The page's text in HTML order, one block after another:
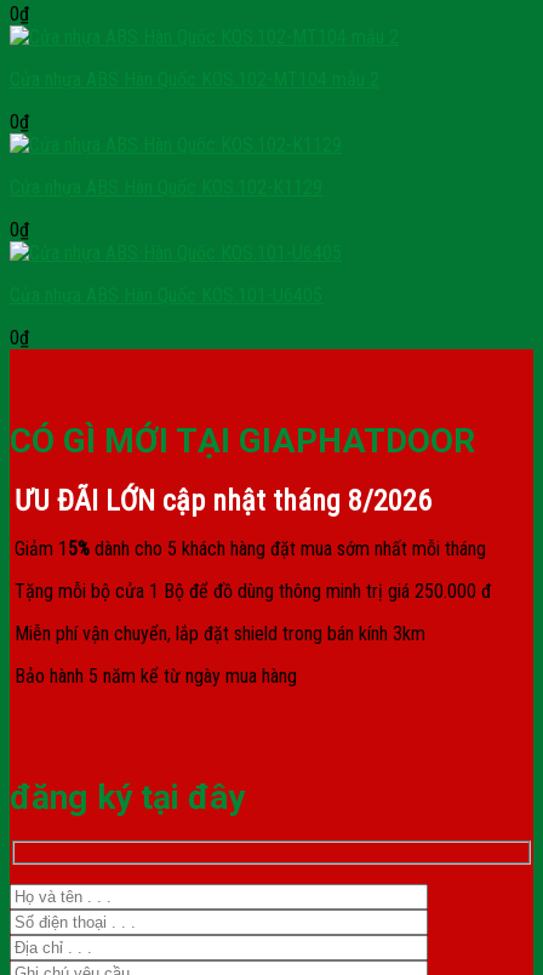
0₫
0₫
0₫
0₫
CÓ GÌ MỚI TẠI GIAPHATDOOR
ƯU ĐÃI LỚN cập nhật tháng 8/2026
Giảm 1 5% dành cho 5 khách hàng đặt mua sớm nhất mỗi tháng
Tặng mỗi bộ cửa 1 Bộ để đồ dùng thông minh trị giá 250.000 đ
Miễn phí vận chuyển, lắp đặt shield trong bán kính 3km
Bảo hành 5 năm kể từ ngày mua hàng
đăng ký tại đây